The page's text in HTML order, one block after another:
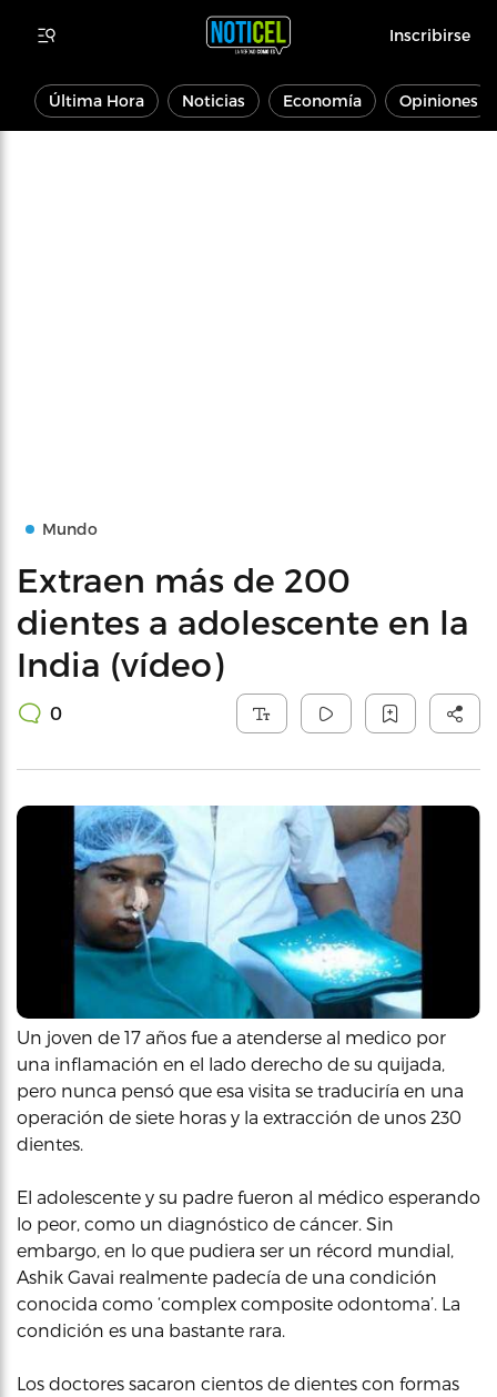
Inscribirse
Última Hora Noticias Economía Opiniones
Mundo
Extraen más de 200
dientes a adolescente en la
India (vídeo)
0
Un joven de 17 años fue a atenderse al medico por
una inflamación en el lado derecho de su quijada,
pero nunca pensó que esa visita se traduciría en una
operación de siete horas y la extracción de unos 230
dientes.
El adolescente y su padre fueron al médico esperando
lo peor, como un diagnóstico de cáncer. Sin
embargo, en lo que pudiera ser un récord mundial,
Ashik Gavai realmente padecía de una condición
conocida como ‘complex composite odontoma’. La
condición es una bastante rara.
Los doctores sacaron cientos de dientes con formas